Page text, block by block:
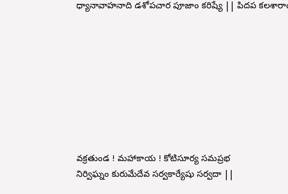
ధ్యానావాహనాది షోడశోపచార పూజాం కరిష్యే || పిదప
వక్రతుండ ! మహాకాయ ! కోటిసూర్య సమప్రభ
నిర్విఘ్నం కురుమేదేవ సర్వకార్యేషు సర్వదా ||